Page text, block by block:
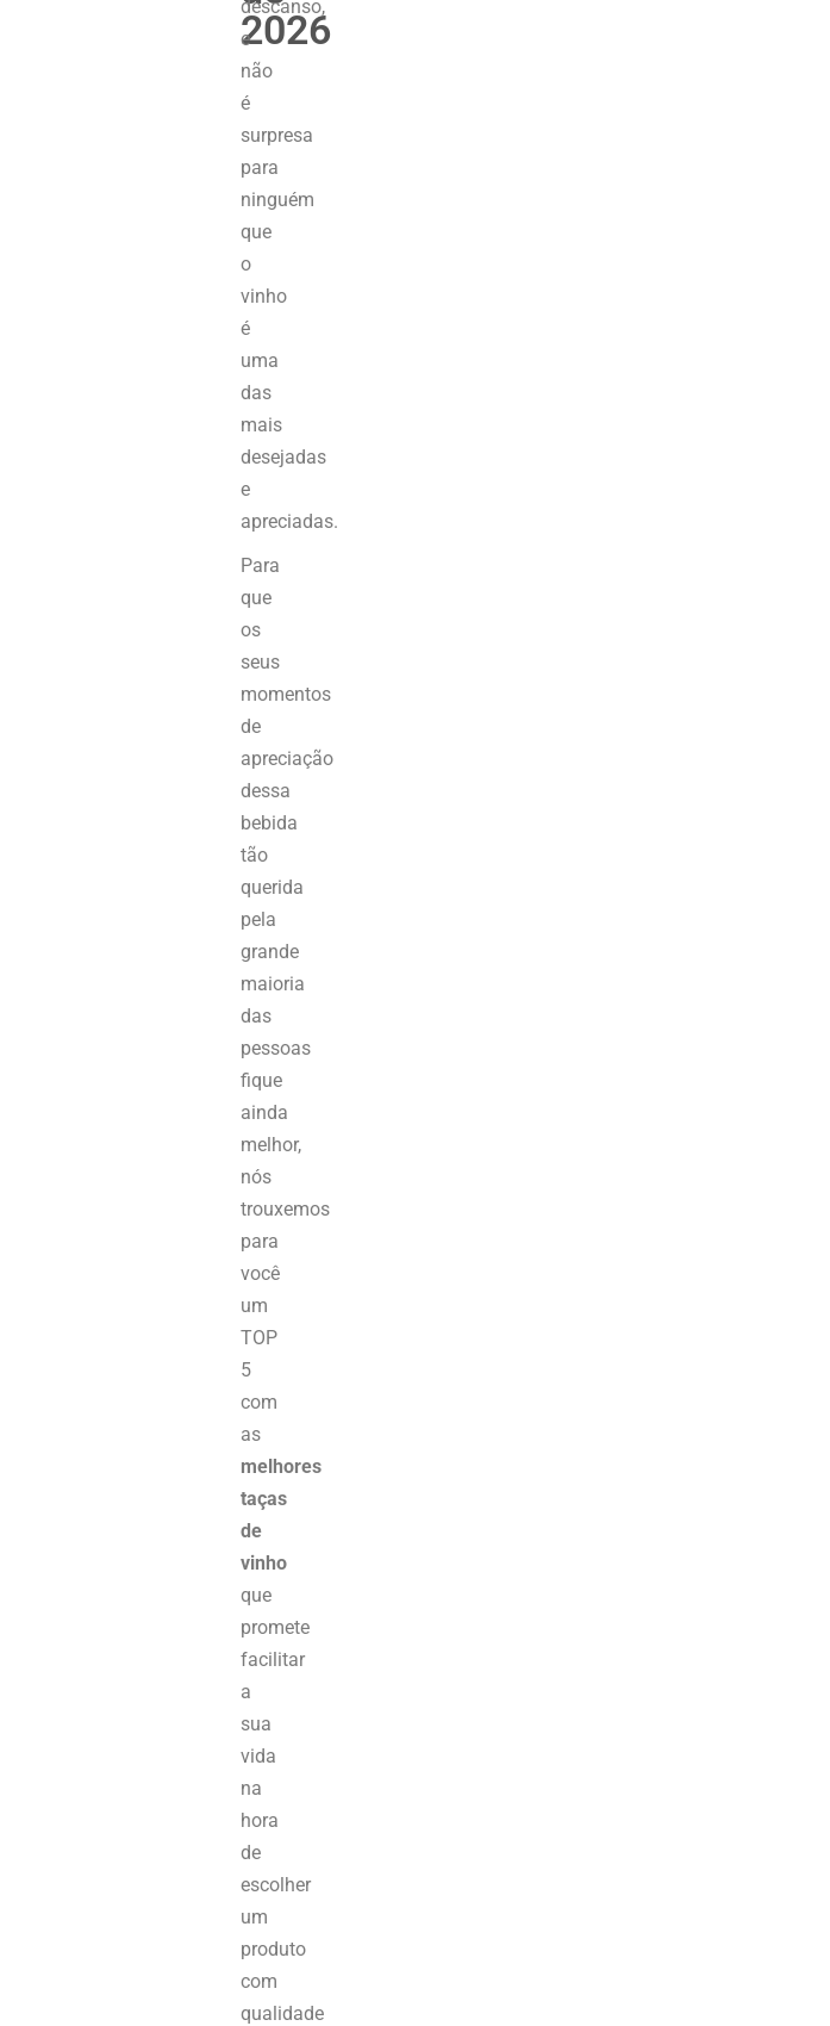
2026
descanso,
e
não
é
surpresa
para
ninguém
que
o
vinho
é
uma
das
mais
desejadas
e
apreciadas.
Para
que
os
seus
momentos
de
apreciação
dessa
bebida
tão
querida
pela
grande
maioria
das
pessoas
fique
ainda
melhor,
nós
trouxemos
para
você
um
TOP
5
com
as
melhores
taças
de
vinho
que
promete
facilitar
a
sua
vida
na
hora
de
escolher
um
produto
com
qualidade